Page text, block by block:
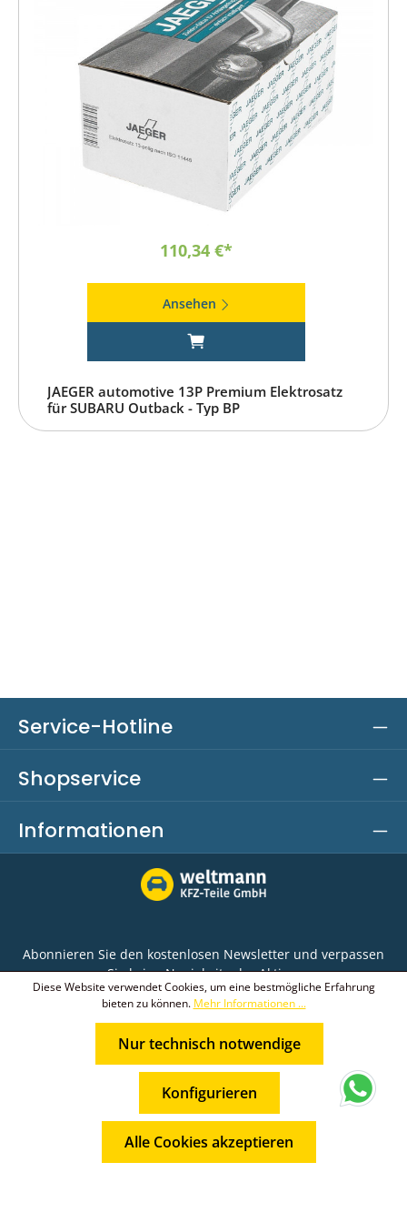
110,34 €*
Ansehen
JAEGER automotive 13P Premium Elektrosatz
für SUBARU Outback - Typ BP
Service-Hotline
Shopservice
Informationen
Abonnieren Sie den kostenlosen Newsletter und verpassen
Sie keine Neuigkeit oder Aktion.
E-Mail-Adresse*
Datenschutzbestimmungenzur
Kenntnis genommen und dieAGBgelesen und bin
mit ihnen einverstanden.
Die mit einem Stern (*) markierten Felder sind
© 2026 Weltmann KFZ-Teile GmbH
* Alle Preise inkl. gesetzl. Mehrwertsteuer zzgl.
und ggf. Nachnahmegebühren, wenn nicht
anders angegeben.
Diese Website verwendet Cookies, um eine bestmögliche Erfahrung
bieten zu können. Mehr Informationen ...
Nur technisch notwendige
Konfigurieren
Alle Cookies akzeptieren